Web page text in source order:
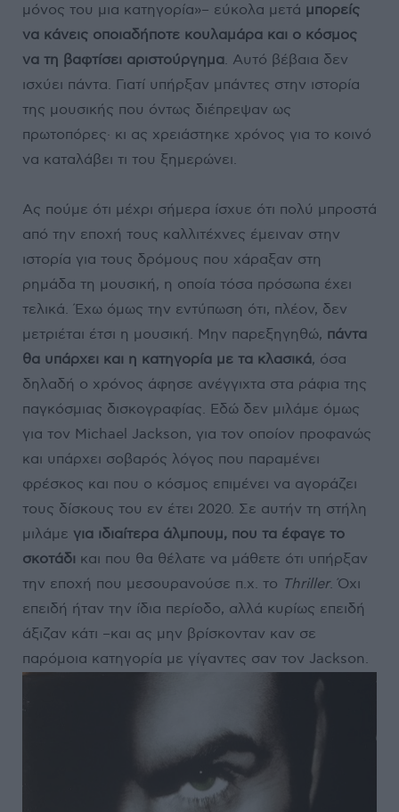
μόνος του μια κατηγορία»– εύκολα μετά μπορείς
να κάνεις οποιαδήποτε κουλαμάρα και ο κόσμος
να τη βαφτίσει αριστούργημα. Αυτό βέβαια δεν
ισχύει πάντα. Γιατί υπήρξαν μπάντες στην ιστορία
της μουσικής που όντως διέπρεψαν ως
πρωτοπόρες· κι ας χρειάστηκε χρόνος για το κοινό
να καταλάβει τι του ξημερώνει.
Ας πούμε ότι μέχρι σήμερα ίσχυε ότι πολύ μπροστά
από την εποχή τους καλλιτέχνες έμειναν στην
ιστορία για τους δρόμους που χάραξαν στη
ρημάδα τη μουσική, η οποία τόσα πρόσωπα έχει
τελικά. Έχω όμως την εντύπωση ότι, πλέον, δεν
μετριέται έτσι η μουσική. Μην παρεξηγηθώ, πάντα
θα υπάρχει και η κατηγορία με τα κλασικά, όσα
δηλαδή ο χρόνος άφησε ανέγγιχτα στα ράφια της
παγκόσμιας δισκογραφίας. Εδώ δεν μιλάμε όμως
για τον Michael Jackson, για τον οποίον προφανώς
και υπάρχει σοβαρός λόγος που παραμένει
φρέσκος και που ο κόσμος επιμένει να αγοράζει
τους δίσκους του εν έτει 2020. Σε αυτήν τη στήλη
μιλάμε για ιδιαίτερα άλμπουμ, που τα έφαγε το
σκοτάδι και που θα θέλατε να μάθετε ότι υπήρξαν
την εποχή που μεσουρανούσε π.χ. το Thriller. Όχι
επειδή ήταν την ίδια περίοδο, αλλά κυρίως επειδή
άξιζαν κάτι –και ας μην βρίσκονταν καν σε
παρόμοια κατηγορία με γίγαντες σαν τον Jackson.